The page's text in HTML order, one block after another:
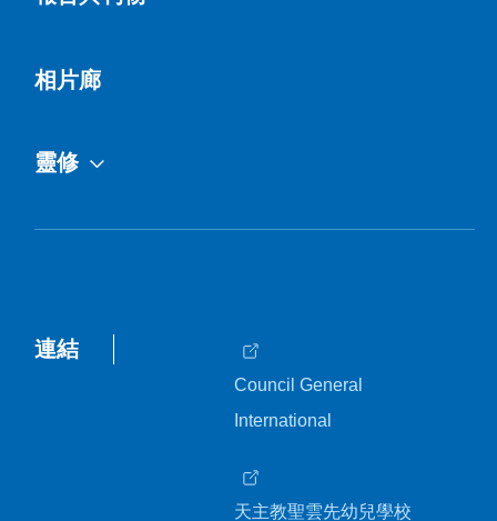
相片廊
靈修
連結
Council General
International
天主教聖雲先幼兒學校